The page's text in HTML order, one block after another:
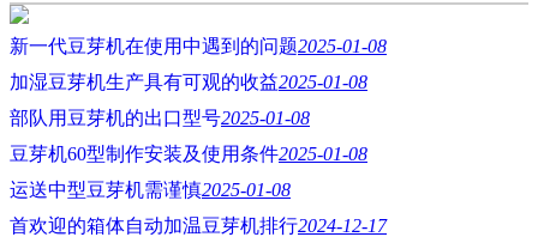
新一代豆芽机在使用中遇到的问题2025-01-08
加湿豆芽机生产具有可观的收益2025-01-08
部队用豆芽机的出口型号2025-01-08
豆芽机60型制作安装及使用条件2025-01-08
运送中型豆芽机需谨慎2025-01-08
首欢迎的箱体自动加温豆芽机排行2024-12-17